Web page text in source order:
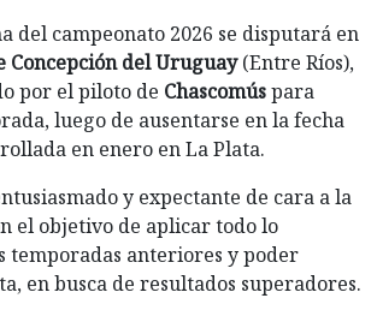
del campeonato 2026 se disputará en
Concepción del Uruguay(Entre Ríos),
por el piloto de Chascomúspara
luego de ausentarse en la fecha
en enero en La Plata.
y expectante de cara a la
el objetivo de aplicar todo lo
temporadas anteriores y poder
en busca de resultados superadores.